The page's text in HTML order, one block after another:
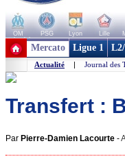
OM PSG Lyon Lille
+ de clubs
Mercato Ligue 1
Actualité | Journal des
Transfert :
Par Pierre-Damien Lacourte -